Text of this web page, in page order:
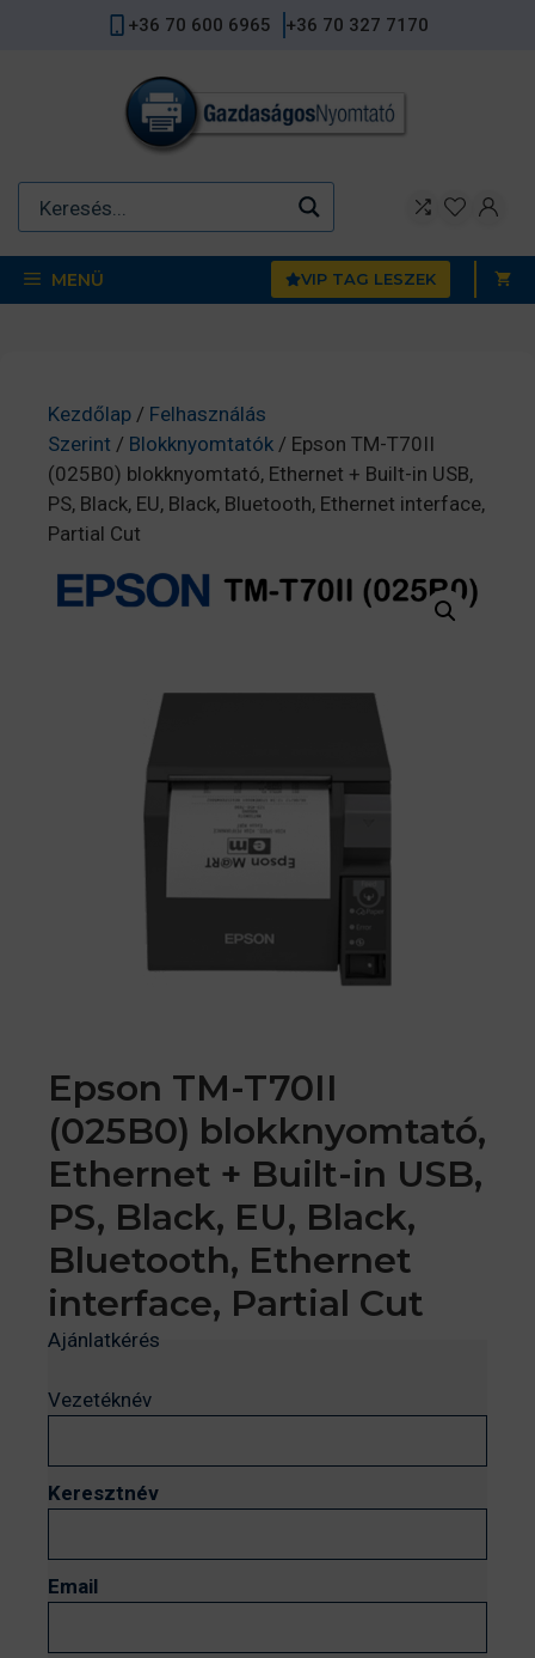
+36 70 600 6965 +36 70 327 7170
MENÜ VIP TAG LESZEK
Kezdőlap / Felhasználás
Szerint / Blokknyomtatók / Epson TM-T70II
(025B0) blokknyomtató, Ethernet + Built-in USB,
PS, Black, EU, Black, Bluetooth, Ethernet interface,
Partial Cut
Epson TM-T70II
(025B0) blokknyomtató,
Ethernet + Built-in USB,
PS, Black, EU, Black,
Bluetooth, Ethernet
interface, Partial Cut
Ajánlatkérés
Vezetéknév
Keresztnév
Email